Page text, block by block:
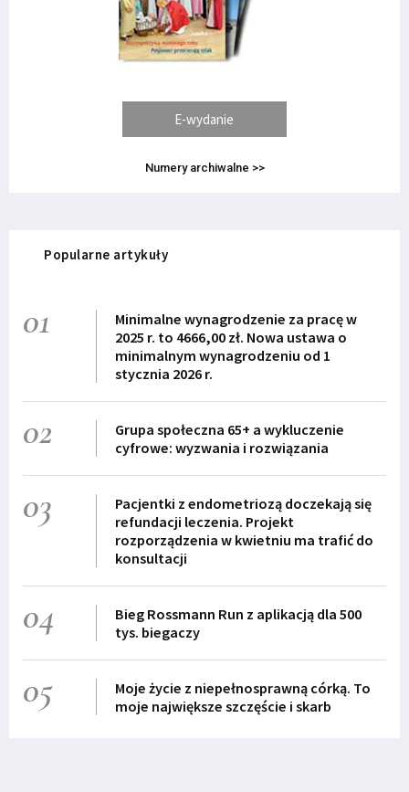
E-wydanie
Numery archiwalne >>
Popularne artykuły
01
Minimalne wynagrodzenie za pracę w
2025 r. to 4666,00 zł. Nowa ustawa o
minimalnym wynagrodzeniu od 1
stycznia 2026 r.
02
Grupa społeczna 65+ a wykluczenie
cyfrowe: wyzwania i rozwiązania
03
Pacjentki z endometriozą doczekają się
refundacji leczenia. Projekt
rozporządzenia w kwietniu ma trafić do
konsultacji
04
Bieg Rossmann Run z aplikacją dla 500
tys. biegaczy
05
Moje życie z niepełnosprawną córką. To
moje największe szczęście i skarb